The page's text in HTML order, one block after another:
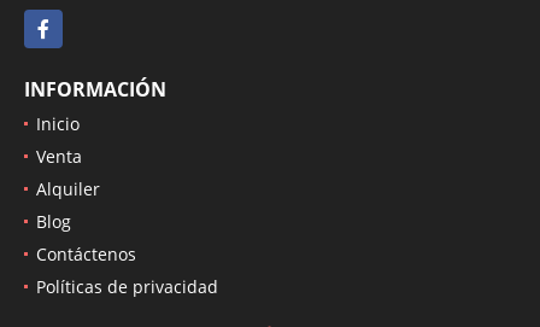
Facebook
INFORMACIÓN
Inicio
Venta
Alquiler
Blog
Contáctenos
Políticas de privacidad